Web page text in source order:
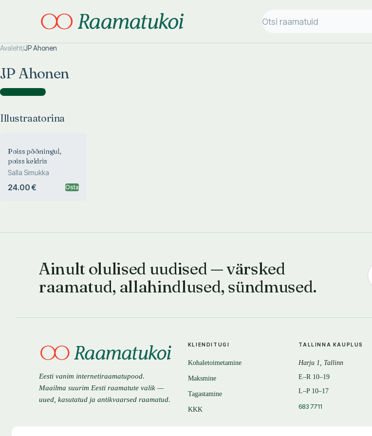
Avaleht/JP Ahonen
JP Ahonen
Illustraatorina )
Illustraatorina
Poiss pööningul,
poiss keldris
Salla Simukka
24.00 € Osta
Ainult olulised uudised — värsked
raamatud, allahindlused, sündmused.
Eesti vanim internetiraamatupood.
Maailma suurim Eesti raamatute valik —
uued, kasutatud ja antikvaarsed raamatud.
KLIENDITUGI
Kohaletoimetamine
Maksmine
Tagastamine
KKK
TALLINNA KAUPLUS
Harju 1, Tallinn
E–R 10–19
L–P 10–17
683 7711